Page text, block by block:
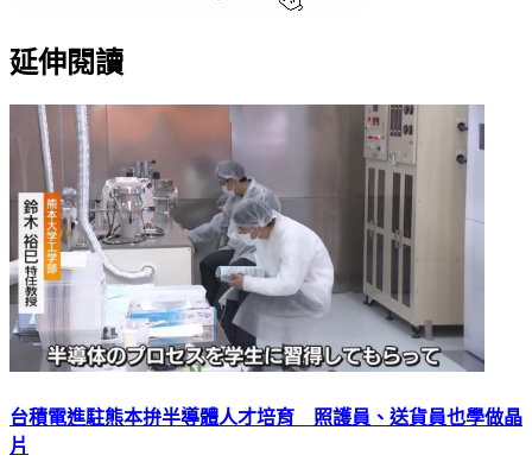
延伸閱讀
台積電進駐熊本拚半導體人才培育 照護員、送貨員也學做晶
片